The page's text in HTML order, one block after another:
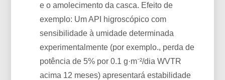
e o amolecimento da casca. Efeito de
exemplo: Um API higroscópico com
sensibilidade à umidade determinada
experimentalmente (por exemplo., perda de
potência de 5% por 0.1 g·m⁻²/dia WVTR
acima 12 meses) apresentará estabilidade